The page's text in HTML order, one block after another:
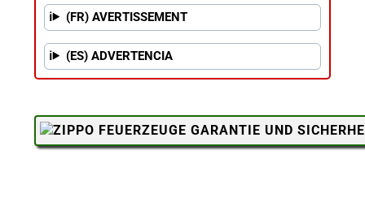
(FR) AVERTISSEMENT
(ES) ADVERTENCIA